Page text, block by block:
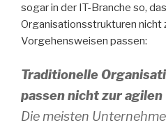
sogar in der IT-Branche so,
Organisationsstrukturen nicht
Vorgehensweisen passen:
Traditionelle
passen nicht zur
Die meisten